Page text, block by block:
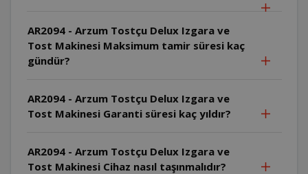
AR2094 - Arzum Tostçu Delux Izgara ve
Tost Makinesi Maksimum tamir süresi kaç
gündür?
AR2094 - Arzum Tostçu Delux Izgara ve
Tost Makinesi Garanti süresi kaç yıldır?
AR2094 - Arzum Tostçu Delux Izgara ve
Tost Makinesi Cihaz nasıl taşınmalıdır?